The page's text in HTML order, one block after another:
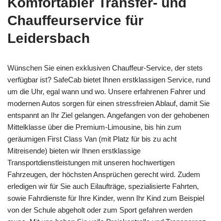
Chauffeurservice für
Leidersbach
Wünschen Sie einen exklusiven Chauffeur-Service, der stets
verfügbar ist? SafeCab bietet Ihnen erstklassigen Service, rund
um die Uhr, egal wann und wo. Unsere erfahrenen Fahrer und
modernen Autos sorgen für einen stressfreien Ablauf, damit Sie
entspannt an Ihr Ziel gelangen. Angefangen von der gehobenen
Mittelklasse über die Premium-Limousine, bis hin zum
geräumigen First Class Van (mit Platz für bis zu acht
Mitreisende) bieten wir Ihnen erstklassige
Transportdienstleistungen mit unseren hochwertigen
Fahrzeugen, der höchsten Ansprüchen gerecht wird. Zudem
erledigen wir für Sie auch Eilaufträge, spezialisierte Fahrten,
sowie Fahrdienste für Ihre Kinder, wenn Ihr Kind zum Beispiel
von der Schule abgeholt oder zum Sport gefahren werden